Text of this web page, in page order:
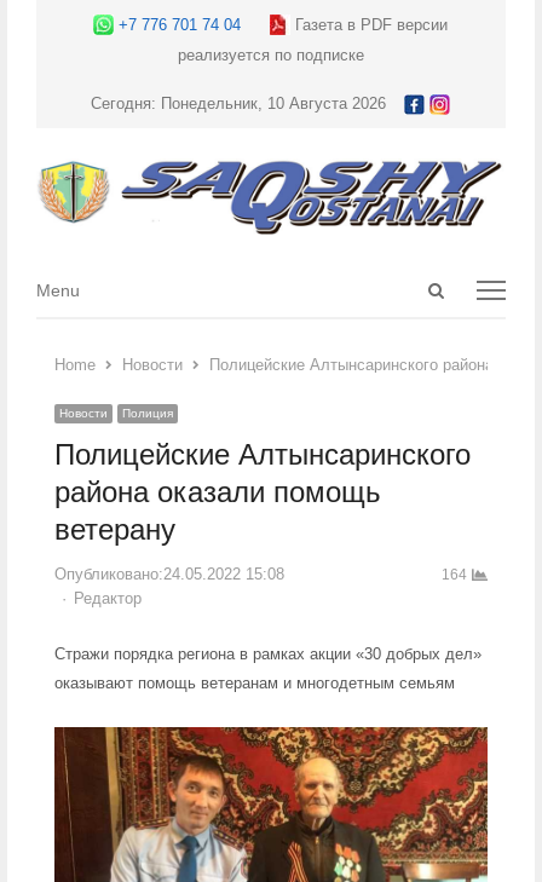
+7 776 701 74 04
Газета в PDF версии
реализуется по подписке
Сегодня: Понедельник, 10 Августа 2026
Open
Menu
Menu
Home Новости Полицейские Алтынсаринского района
Новости Полиция
Полицейские Алтынсаринского
района оказали помощь
ветерану
Опубликовано:24.05.2022 15:08
Author
Редактор
164
Стражи порядка региона в рамках акции «30 добрых дел»
оказывают помощь ветеранам и многодетным семьям